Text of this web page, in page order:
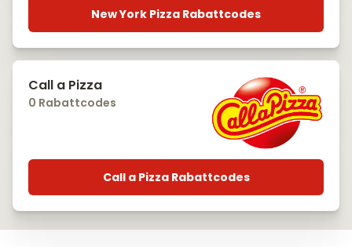
New York Pizza Rabattcodes
Call a Pizza
0 Rabattcodes
Call a Pizza Rabattcodes